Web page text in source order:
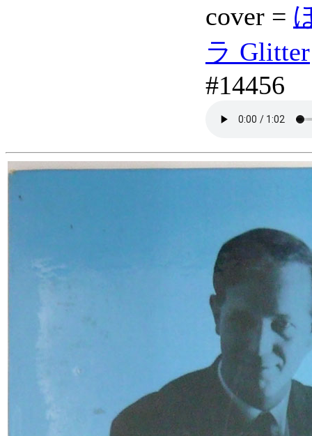
cover =
ラ Glitter
#14456